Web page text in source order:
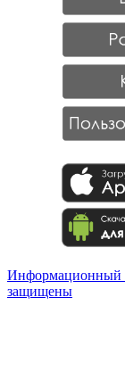
Информационный
защищены